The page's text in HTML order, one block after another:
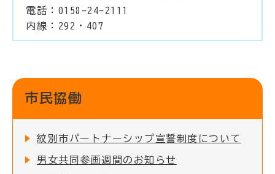
電話：0158-24-2111
内線：292・407
市民協働
紋別市パートナーシップ宣誓制度について
男女共同参画週間のお知らせ